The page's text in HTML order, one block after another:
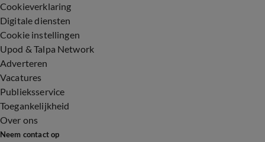
Cookieverklaring
Digitale diensten
Cookie instellingen
Upod & Talpa Network
Adverteren
Vacatures
Publieksservice
Toegankelijkheid
Over ons
Neem contact op